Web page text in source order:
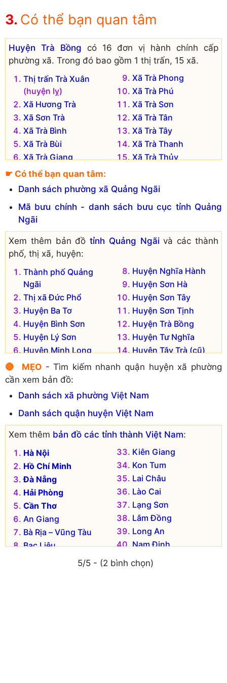
Có thể bạn quan tâm
Huyện Trà Bồng có 16 đơn vị hành chính cấp
phường xã. Trong đó bao gồm 1 thị trấn, 15 xã.
Thị trấn Trà Xuân
(huyện lỵ)
Xã Hương Trà
Xã Sơn Trà
Xã Trà Bình
Xã Trà Bùi
Xã Trà Giang
Xã Trà Hiệp
Xã Trà Lâm
Xã Trà Phong
Xã Trà Phú
Xã Trà Sơn
Xã Trà Tân
Xã Trà Tây
Xã Trà Thanh
Xã Trà Thủy
☛ Có thể bạn quan tâm:
Danh sách phường xã Quảng Ngãi
Mã bưu chính - danh sách bưu cục tỉnh Quảng
Ngãi
Xem thêm bản đồtỉnh Quảng Ngãivà các thành
phố, thị xã, huyện:
Thành phố Quảng
Ngãi
Thị xã Đức Phổ
Huyện Ba Tơ
Huyện Bình Sơn
Huyện Lý Sơn
Huyện Minh Long
Huyện Mộ Đức
Huyện Nghĩa Hành
Huyện Sơn Hà
Huyện Sơn Tây
Huyện Sơn Tịnh
Huyện Trà Bồng
Huyện Tư Nghĩa
Huyện Tây Trà (cũ)
🔴 MẸO- Tìm kiếm nhanh quận huyện xã phường
cần xem bản đồ:
Danh sách xã phường Việt Nam
Danh sách quận huyện Việt Nam
Xem thêm bản đồ các tỉnh thành Việt Nam:
Hà Nội
Hồ Chí Minh
Đà Nẵng
Hải Phòng
Cần Thơ
An Giang
Bà Rịa – Vũng Tàu
Bạc Liêu
Kiên Giang
Kon Tum
Lai Châu
Lào Cai
Lạng Sơn
Lâm Đồng
Long An
Nam Định
Nghệ An
Ninh Bình
5/5 - (2 bình chọn)